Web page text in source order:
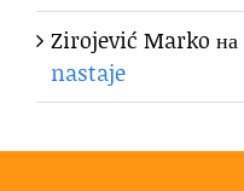
Zirojević Marko на
nastaje